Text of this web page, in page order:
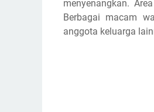
menyenangkan.
Berbagai macam
anggota keluarga